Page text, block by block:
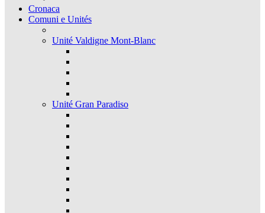
Cronaca
Comuni e Unités
Unité Valdigne Mont-Blanc
Unité Gran Paradiso